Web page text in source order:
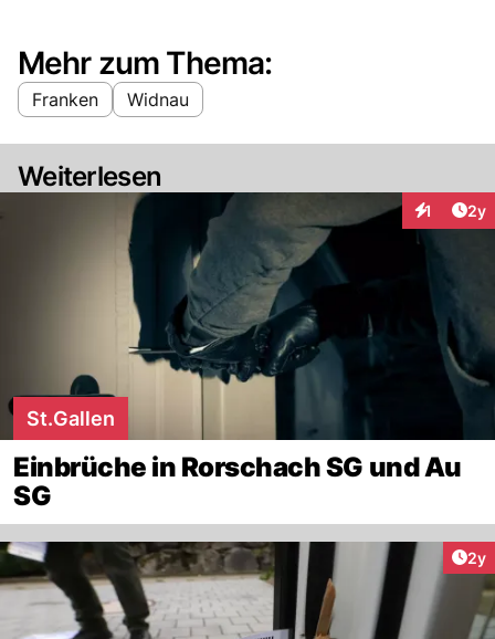
Mehr zum Thema:
Franken Widnau
Weiterlesen
1 2y
St.Gallen
Einbrüche in Rorschach SG und Au
SG
2y